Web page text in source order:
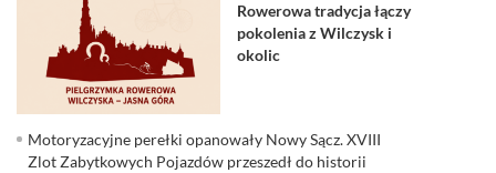
Rowerowa tradycja łączy
pokolenia z Wilczysk i
okolic
Motoryzacyjne perełki opanowały Nowy Sącz. XVIII
Zlot Zabytkowych Pojazdów przeszedł do historii